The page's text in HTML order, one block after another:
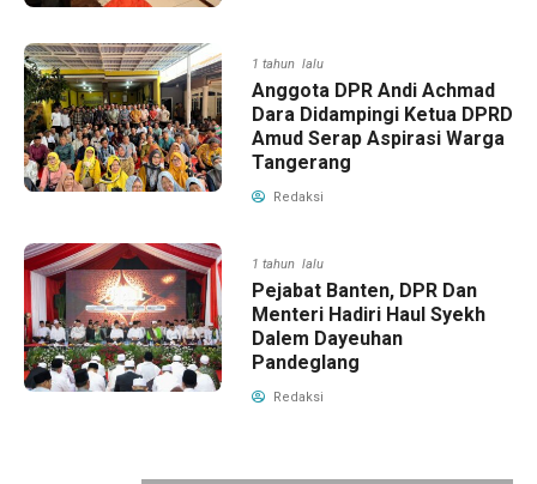
1 tahun lalu
Anggota DPR Andi Achmad
Dara Didampingi Ketua DPRD
Amud Serap Aspirasi Warga
Tangerang
Redaksi
1 tahun lalu
Pejabat Banten, DPR Dan
Menteri Hadiri Haul Syekh
Dalem Dayeuhan
Pandeglang
Redaksi